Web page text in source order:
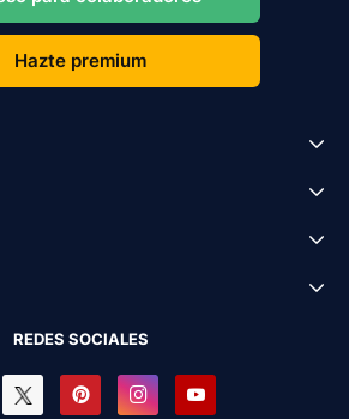
Hazte premium
REDES SOCIALES